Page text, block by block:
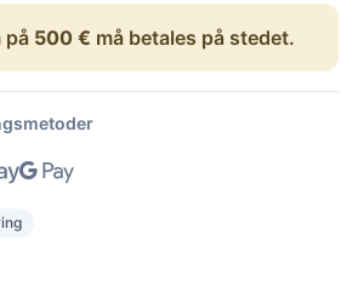
på 500 € må betales på stedet.